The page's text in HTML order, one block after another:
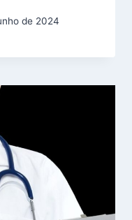
de 2024